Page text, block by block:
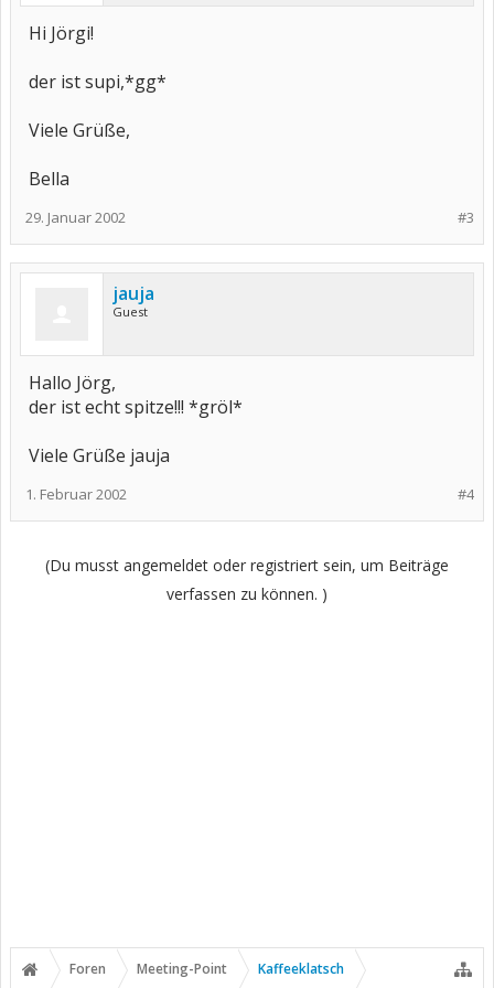
Hi Jörgi!
der ist supi,*gg*
Viele Grüße,
Bella
#3
29. Januar 2002
jauja
Guest
Hallo Jörg,
der ist echt spitze!!! *gröl*
Viele Grüße jauja
#4
1. Februar 2002
(Du musst angemeldet oder registriert sein, um Beiträge
verfassen zu können. )
Foren Meeting-Point Kaffeeklatsch